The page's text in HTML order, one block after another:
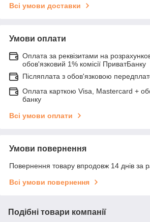
Всі умови доставки
Умови оплати
Оплата за реквізитами на
обов'язковий 1% комісії ПриватБанку
Післяплата з обов'язковою
Оплата карткою Visa, Mastercard +
банку
Всі умови оплати
Умови повернення
Повернення товару впродовж 14 днів за
Всі умови повернення
Подібні товари компанії